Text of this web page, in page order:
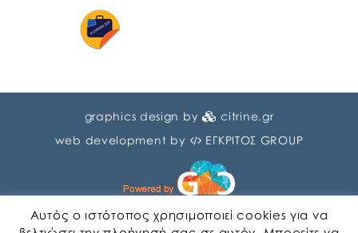
graphics design by
citrine.gr
web development by
ΕΓΚΡΙΤΟΣ GROUP
Αυτός ο ιστότοπος χρησιμοποιεί cookies για να